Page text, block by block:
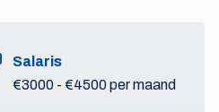
Salaris
€3000 - €4500 per maand